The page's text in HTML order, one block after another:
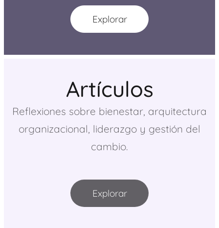
Explorar
Artículos
Reflexiones sobre bienestar, arquitectura
organizacional, liderazgo y gestión del
cambio.
Explorar